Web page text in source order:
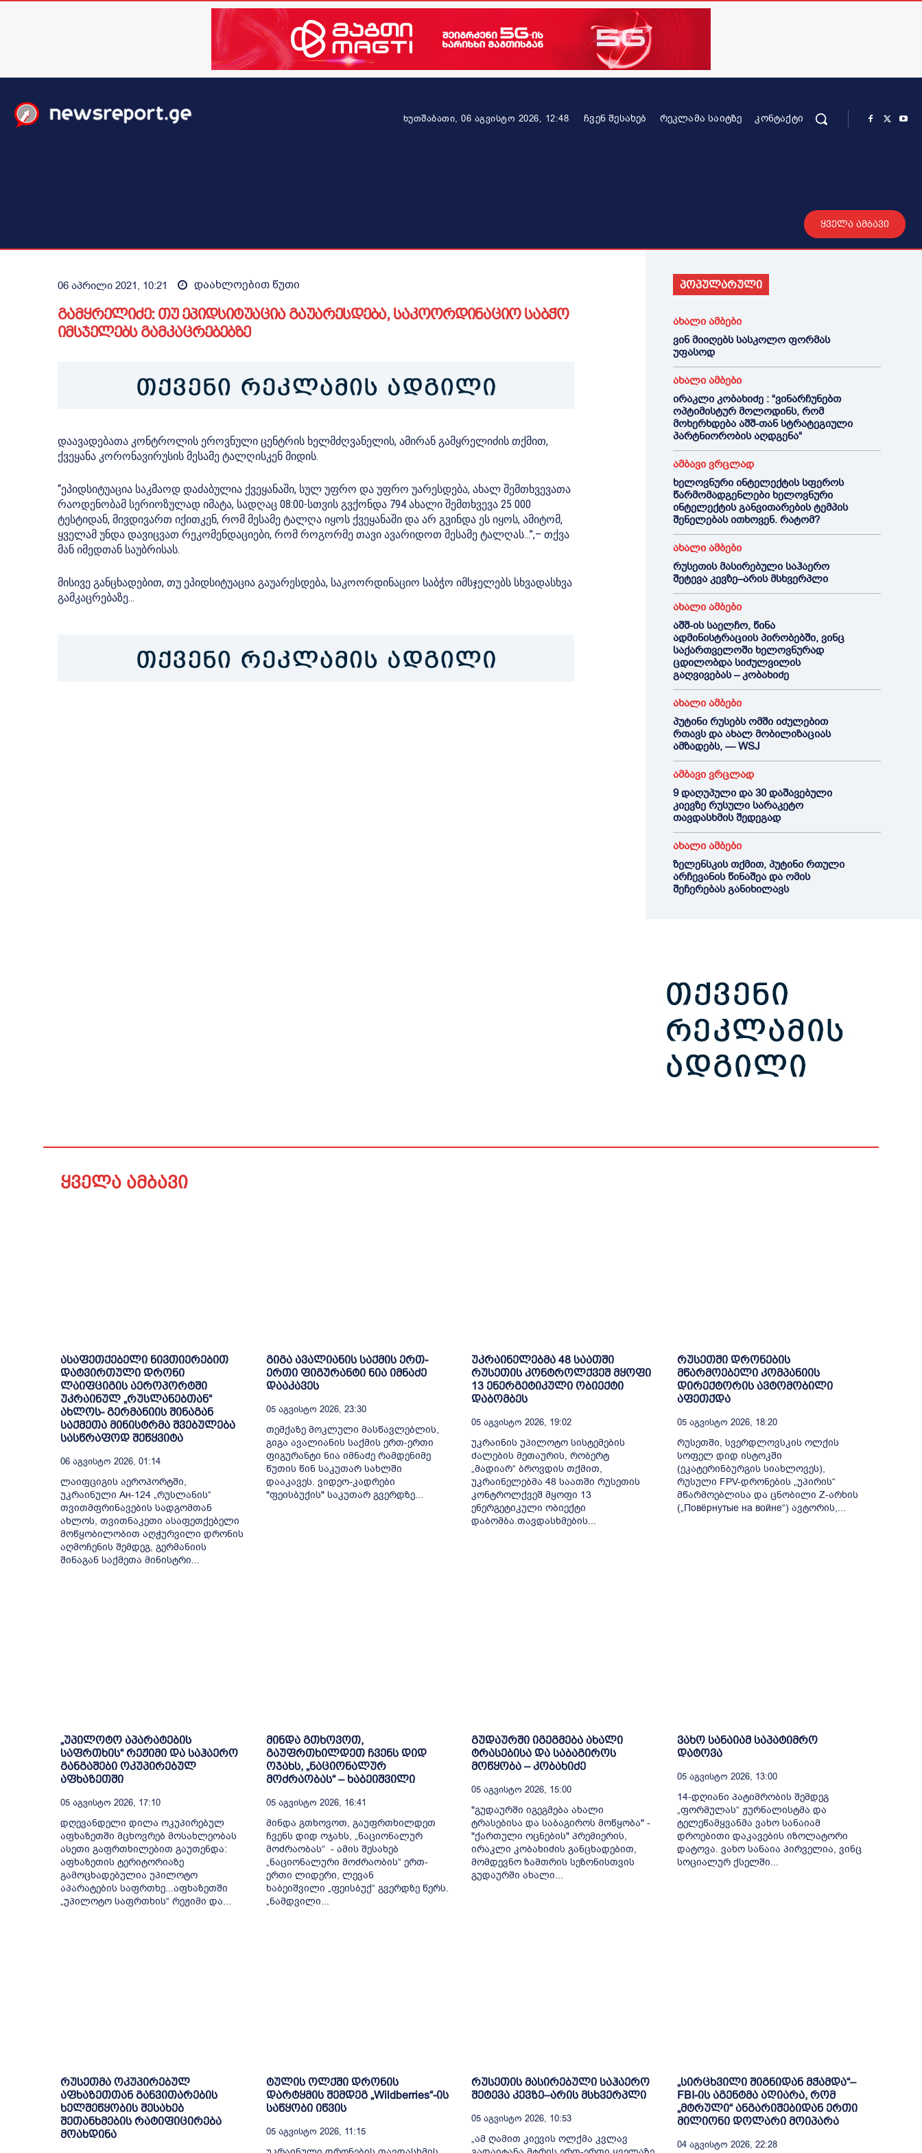
ხუთშაბათი, 06 აგვისტო 2026, 12:48 ᲩᲕᲔᲜ ᲨᲔᲡᲐᲮᲔᲑ ᲠᲔᲙᲚᲐᲛᲐ ᲡᲐᲘᲢᲖᲔ ᲙᲝᲜᲢᲐᲥᲢᲘ
ყველა ამბავი
06 აპრილი 2021, 10:21 დაახლოებით წუთი
გამყრელიძე: თუ ეპიდსიტუაცია გაუარესდება, საკოორდინაციო საბჭო
იმსჯელებს გამკაცრებებზე
დაავადებათა კონტროლის ეროვნული ცენტრის ხელმძღვანელის, ამირან გამყრელიძის თქმით,
ქვეყანა კორონავირუსის მესამე ტალღისკენ მიდის.
“ეპიდსიტუაცია საკმაოდ დაძაბულია ქვეყანაში, სულ უფრო და უფრო უარესდება, ახალ შემთხვევათა
რაოდენობამ სერიოზულად იმატა, სადღაც 08:00-სთვის გვქონდა 794 ახალი შემთხვევა 25 000
ტესტიდან, მივდივართ იქითკენ, რომ მესამე ტალღა იყოს ქვეყანაში და არ გვინდა ეს იყოს, ამიტომ,
ყველამ უნდა დავიცვათ რეკომენდაციები, რომ როგორმე თავი ავარიდოთ მესამე ტალღას…”,– თქვა
მან იმედთან საუბრისას.
მისივე განცხადებით, თუ ეპიდსიტუაცია გაუარესდება, საკოორდინაციო საბჭო იმსჯელებს სხვადასხვა
გამკაცრებაზე…
პოპულარული
ახალი ამბები
ვინ მიიღებს სასკოლო ფორმას
უფასოდ
ახალი ამბები
ირაკლი კობახიძე : “ვინარჩუნებთ
ოპტიმისტურ მოლოდინს, რომ
მოხერხდება აშშ-თან სტრატეგიული
პარტნიორობის აღდგენა“
ამბავი ვრცლად
ხელოვნური ინტელექტის სფეროს
წარმომადგენლები ხელოვნური
ინტელექტის განვითარების ტემპის
შენელებას ითხოვენ. რატომ?
ახალი ამბები
რუსეთის მასირებული საჰაერო
შეტევა კევზე–არის მსხვერპლი
ახალი ამბები
აშშ-ის საელჩო, წინა
ადმინისტრაციის პირობებში, ვინც
საქართველოში ხელოვნურად
ცდილობდა სიძულვილის
გაღვივებას – კობახიძე
ახალი ამბები
პუტინი რუსებს ომში იძულებით
რთავს და ახალ მობილიზაციას
ამზადებს, — WSJ
ამბავი ვრცლად
9 დაღუპული და 30 დაშავებული
კიევზე რუსული სარაკეტო
თავდასხმის შედეგად
ახალი ამბები
ზელენსკის თქმით, პუტინი რთული
არჩევანის წინაშეა და ომის
შეჩერებას განიხილავს
ყველა ამბავი
ასაფეთქებელი ნივთიერებით
დატვირთული დრონი
ლაიფციგის აეროპორტში
უკრაინულ „რუსლანებთან“
ახლოს- გერმანიის შინაგან
საქმეთა მინისტრმა შვებულება
სასწრაფოდ შეწყვიტა
06 Აგვისტო 2026, 01:14
ლაიფციგის აეროპორტში,
უკრაინული Ан-124 „რუსლანის“
თვითმფრინავების სადგომთან
ახლოს, თვითნაკეთი ასაფეთქებელი
მოწყობილობით აღჭურვილი დრონის
აღმოჩენის შემდეგ, გერმანიის
შინაგან საქმეთა მინისტრი...
გიგა ავალიანის საქმის ერთ-
ერთი ფიგურანტი ნია იმნაძე
დააკავეს
05 Აგვისტო 2026, 23:30
თემქაზე მოკლული მასწავლებლის,
გიგა ავალიანის საქმის ერთ-ერთი
ფიგურანტი ნია იმნაძე რამდენიმე
წუთის წინ საკუთარ სახლში
დააკავეს. ვიდეო-კადრები
"ფეისბუქის" საკუთარ გვერდზე...
უკრაინელებმა 48 საათში
რუსეთის კონტროლქვეშ მყოფი
13 ენერგეტიკული ობიექტი
დაბომბეს
05 Აგვისტო 2026, 19:02
უკრაინის უპილოტო სისტემების
ძალების მეთაურის, რობერტ
„მადიარ“ ბროვდის თქმით,
უკრაინელებმა 48 საათში რუსეთის
კონტროლქვეშ მყოფი 13
ენერგეტიკული ობიექტი
დაბომბა.თავდასხმების...
რუსეთში დრონების
მწარმოებელი კომპანიის
დირექტორის ავტომობილი
აფეთქდა
05 Აგვისტო 2026, 18:20
რუსეთში, სვერდლოვსკის ოლქის
სოფელ დიდ ისტოკში
(ეკატერინბურგის სიახლოვეს),
რუსული FPV-დრონების „უპირის“
მწარმოებლისა და ცნობილი Z-არხის
(„Повёрнутые на войне“) ავტორის,...
„უპილოტო აპარატების
საფრთხის“ რეჟიმი და საჰაერო
განგაშები ოკუპირებულ
აფხაზეთში
05 Აგვისტო 2026, 17:10
დღევანდელი დილა ოკუპირებულ
აფხაზეთში მცხოვრებ მოსახლეობას
ასეთი გაფრთხილებით გაუთენდა:
აფხაზეთის ტერიტორიაზე
გამოცხადებულია უპილოტო
აპარატების საფრთხე...აფხაზეთში
„უპილოტო საფრთხის“ რეჟიმი და...
მინდა გთხოვოთ,
გაუფრთხილდეთ ჩვენს დიდ
ოჯახს, „ნაციონალურ
მოძრაობას“ – ხაბეიშვილი
05 Აგვისტო 2026, 16:41
მინდა გთხოვოთ, გაუფრთხილდეთ
ჩვენს დიდ ოჯახს, „ნაციონალურ
მოძრაობას“ - ამის შესახებ
„ნაციონალური მოძრაობის“ ერთ-
ერთი ლიდერი, ლევან
ხაბეიშვილი „ფეისბუქ“ გვერდზე წერს.
„ნამდვილი...
გუდაურში იგეგმება ახალი
ტრასებისა და საბაგიროს
მოწყობა – კობახიძე
05 Აგვისტო 2026, 15:00
"გუდაურში იგეგმება ახალი
ტრასებისა და საბაგიროს მოწყობა" -
"ქართული ოცნების" პრემიერის,
ირაკლი კობახიძის განცხადებით,
მომდევნო ზამთრის სეზონისთვის
გუდაურში ახალი...
ვახო სანაიამ საპატიმრო
დატოვა
05 Აგვისტო 2026, 13:00
14-დღიანი პატიმრობის შემდეგ
„ფორმულას“ ჟურნალისტმა და
ტელეწამყვანმა ვახო სანაიამ
დროებითი დაკავების იზოლატორი
დატოვა. ვახო სანაია პირველია, ვინც
სოციალურ ქსელში...
რუსეთმა ოკუპირებულ
აფხაზეთთან განვითარების
ხელშეწყობის შესახებ
შეთანხმების რატიფიცირება
მოახდინა
ტულის ოლქში დრონის
დარტყმის შემდეგ „Wildberries“-ის
საწყობი იწვის
05 Აგვისტო 2026, 11:15
რუსეთის მასირებული საჰაერო
შეტევა კევზე–არის მსხვერპლი
05 Აგვისტო 2026, 10:53
„ამ ღამით კიევის ოლქმა კვლავ
„სირცხვილი შიგნიდან მჭამდა“–
FBI-ის აგენტმა აღიარა, რომ
„მტრული“ ანგარიშებიდან ერთი
მილიონი დოლარი მოიპარა
04 Აგვისტო 2026, 22:28